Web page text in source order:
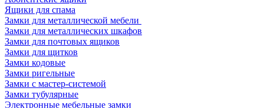
Ящики для спама
Замки для металлической мебели
Замки для металлических шкафов
Замки для почтовых ящиков
Замки для щитков
Замки кодовые
Замки ригельные
Замки с мастер-системой
Замки тубулярные
Электронные мебельные замки